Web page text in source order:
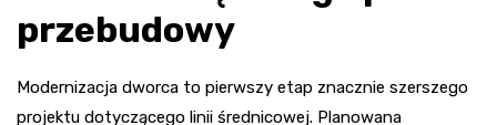
przebudowy
Modernizacja dworca to pierwszy etap znacznie szerszego
projektu dotyczącego linii średnicowej. Planowana